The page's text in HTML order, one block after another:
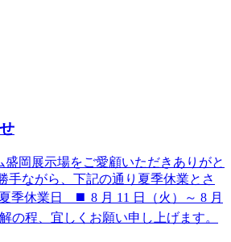
盛岡展示場をご愛顧いただきありがと
手ながら、下記の通り夏季休業とさ
休業日 ◼️ 8 月 11 日（火）～ 8 月
の程、宜しくお願い申し上げます。